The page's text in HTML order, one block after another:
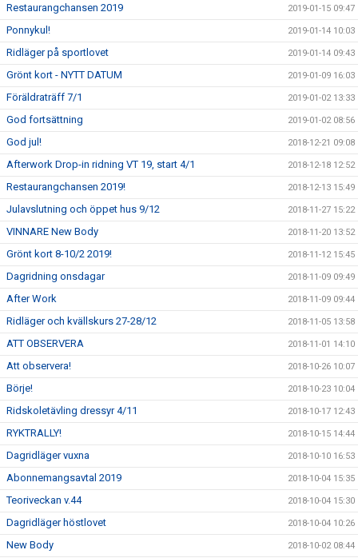
Restaurangchansen 2019 2019-01-15 09:47
Ponnykul! 2019-01-14 10:03
Ridläger på sportlovet 2019-01-14 09:43
Grönt kort - NYTT DATUM 2019-01-09 16:03
Föräldraträff 7/1 2019-01-02 13:33
God fortsättning 2019-01-02 08:56
God jul! 2018-12-21 09:08
Afterwork Drop-in ridning VT 19, start 4/1 2018-12-18 12:52
Restaurangchansen 2019! 2018-12-13 15:49
Julavslutning och öppet hus 9/12 2018-11-27 15:22
VINNARE New Body 2018-11-20 13:52
Grönt kort 8-10/2 2019! 2018-11-12 15:45
Dagridning onsdagar 2018-11-09 09:49
After Work 2018-11-09 09:44
Ridläger och kvällskurs 27-28/12 2018-11-05 13:58
ATT OBSERVERA 2018-11-01 14:10
Att observera! 2018-10-26 10:07
Börje! 2018-10-23 10:04
Ridskoletävling dressyr 4/11 2018-10-17 12:43
RYKTRALLY! 2018-10-15 14:44
Dagridläger vuxna 2018-10-10 16:53
Abonnemangsavtal 2019 2018-10-04 15:35
Teoriveckan v.44 2018-10-04 15:30
Dagridläger höstlovet 2018-10-04 10:26
New Body 2018-10-02 08:44